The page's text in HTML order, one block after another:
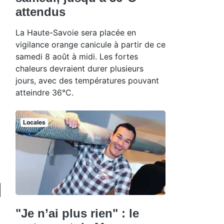
attendus
La Haute-Savoie sera placée en
vigilance orange canicule à partir de ce
samedi 8 août à midi. Les fortes
chaleurs devraient durer plusieurs
jours, avec des températures pouvant
atteindre 36°C.
Locales
"Je n’ai plus rien" : le